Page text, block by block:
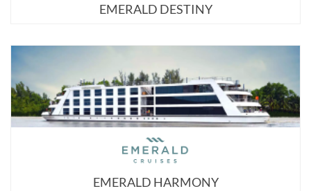
EMERALD DESTINY
EMERALD HARMONY